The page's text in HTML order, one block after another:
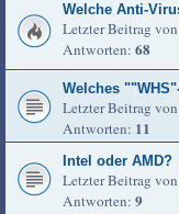
Welche Anti-
Letzter Beitrag von
Antworten: 68
Welches
Letzter Beitrag von
Antworten: 11
Intel oder AMD?
Letzter Beitrag von
Antworten: 9